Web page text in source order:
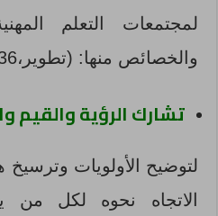
لمجتمعات التعلم
والخصائص منها: (تطوير،1436ه) (توفيق، 2017م)
تشارك الرؤية والقيم
لتوضيح الأولويات
الاتجاه نحوه لكل